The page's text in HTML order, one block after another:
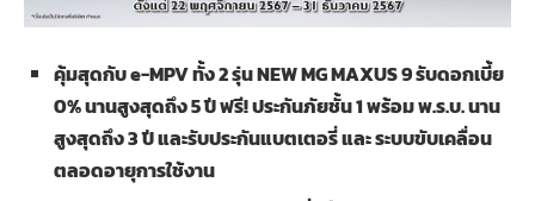
คุ้มสุดกับe-MPV ทั้ง 2 รุ่น NEW MG MAXUS 9 รับดอกเบี้ย
0% นานสูงสุดถึง 5 ปี ฟรี! ประกันภัยชั้น 1 พร้อม พ.ร.บ. นาน
สูงสุดถึง 3 ปี และรับประกันแบตเตอรี่ และ ระบบขับเคลื่อน
ตลอดอายุการใช้งาน